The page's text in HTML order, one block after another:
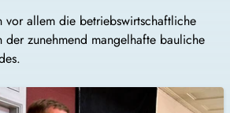
vor allem die betriebswirtschaftliche
zunehmend mangelhafte bauliche